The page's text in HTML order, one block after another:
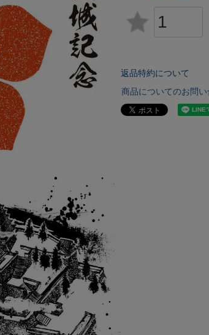
返品特約について
商品についてのお問